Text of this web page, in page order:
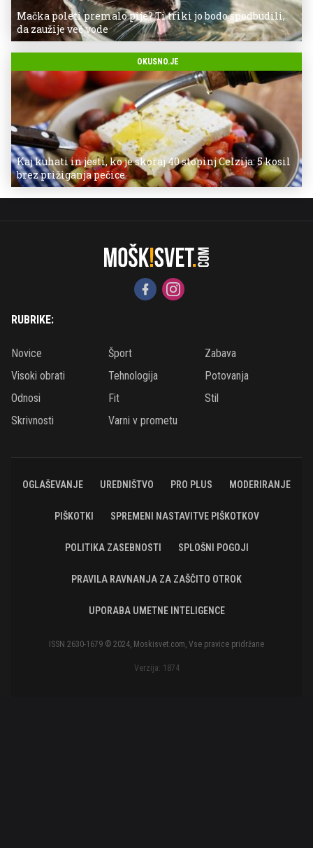
Mačka poleti premalo pije? Ti triki jo bodo spodbudili,
da zaužije več vode
OKUSNO.JE
Kaj kuhati in jesti, ko je skoraj 40 stopinj Celzija: 5 kosil
brez prižiganja pečice
RUBRIKE:
Novice Šport
Zabava
Visoki obrati
Tehnologija
Potovanja
Odnosi
Fit
Stil
Skrivnosti
Varni v prometu
OGLAŠEVANJE UREDNIŠTVO PRO PLUS MODERIRANJE
PIŠKOTKI SPREMENI NASTAVITVE PIŠKOTKOV
POLITIKA ZASEBNOSTI SPLOŠNI POGOJI
PRAVILA RAVNANJA ZA ZAŠČITO OTROK
UPORABA UMETNE INTELIGENCE
ISSN 2630-1679 © 2024, Moskisvet.com, Vse pravice pridržane
Verzija: 1874